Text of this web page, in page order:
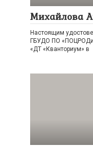
Михайлова
Настоящим
ГБУДО ПО
«ДТ «Кванториум» в